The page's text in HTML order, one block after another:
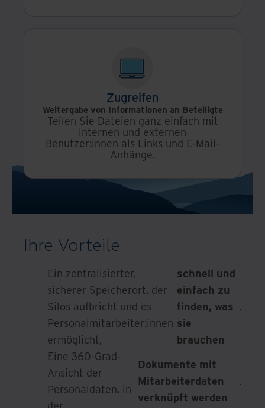
Zugreifen
Weitergabe von Informationen an Beteiligte
Teilen Sie Dateien ganz einfach mit
internen und externen
Benutzer:innen als Links und E-Mail-
Anhänge.
Ihre Vorteile
Ein zentralisierter,
sicherer Speicherort, der
Silos aufbricht und es
Personalmitarbeiter:innen
ermöglicht,
schnell und
einfach zu
finden, was
sie
brauchen
.
Eine 360-Grad-
Ansicht der
Personaldaten, in
Dokumente mit
Mitarbeiterdaten
verknüpft werden
.